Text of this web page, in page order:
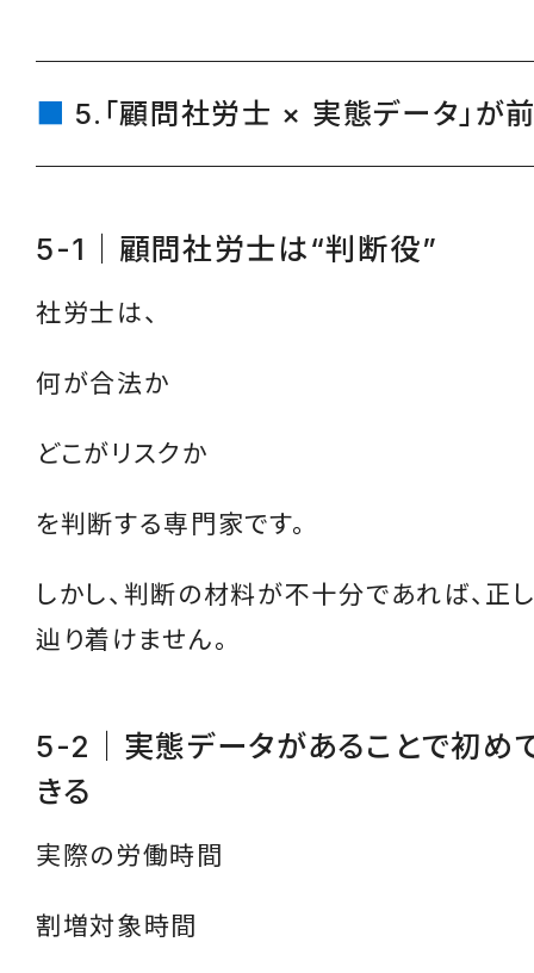
5.「顧問社労士 × 実態データ」が
5-1｜顧問社労士は“判断役”
社労士は、
何が合法か
どこがリスクか
を判断する専門家です。
しかし、判断の材料が不十分であれば、正
辿り着けません。
5-2｜実態データがあることで初め
きる
実際の労働時間
割増対象時間